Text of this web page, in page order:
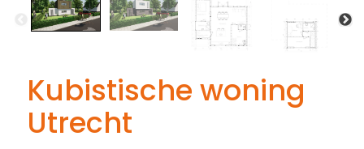
Kubistische woning
Utrecht